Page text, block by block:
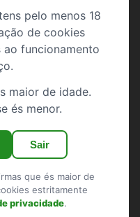
pelo menos 18
de cookies
funcionamento
maior de idade.
és menor.
Sair
que és maior de
estritamente
privacidade.
ativa e real
daire
da Beira Mortágua
do Castelo
Dão Sernancelhe
São Pedro do Sul